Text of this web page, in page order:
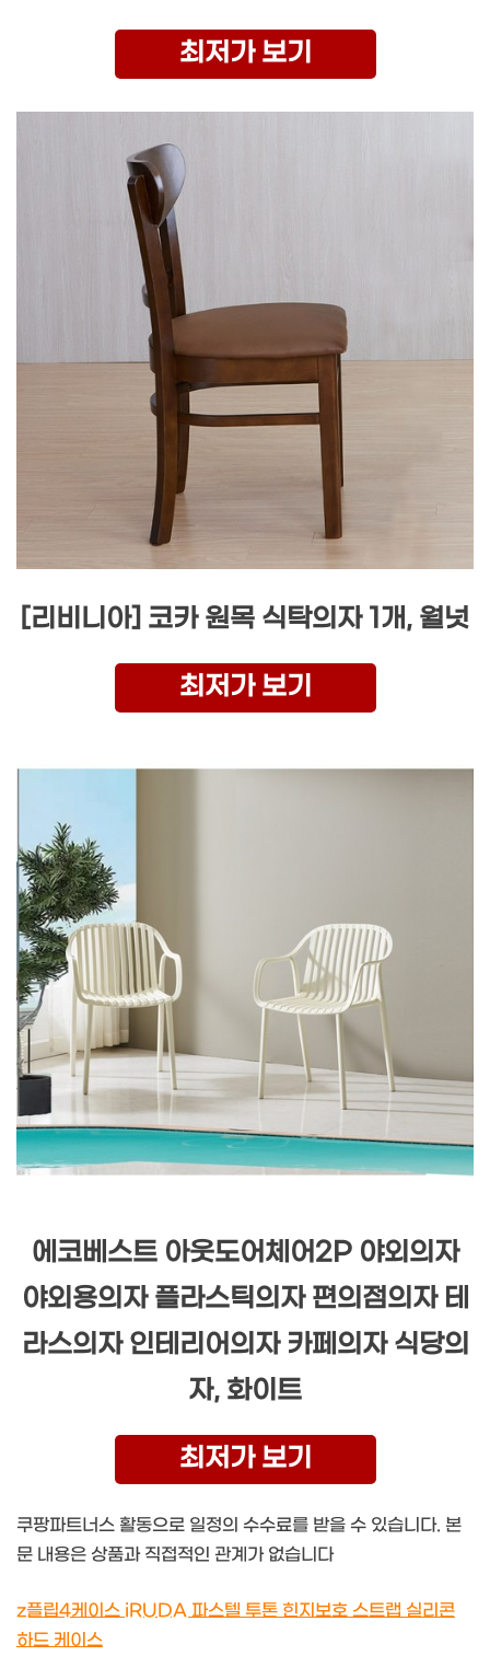
최저가 보기
[리비니아] 코카 원목 식탁의자 1개, 월넛
최저가 보기
에코베스트 아웃도어체어2P 야외의자
야외용의자 플라스틱의자 편의점의자 테
라스의자 인테리어의자 카페의자 식당의
자, 화이트
최저가 보기
쿠팡파트너스 활동으로 일정의 수수료를 받을 수 있습니다. 본
문 내용은 상품과 직접적인 관계가 없습니다
z플립4케이스 iRUDA 파스텔 투톤 힌지보호 스트랩 실리콘
하드 케이스